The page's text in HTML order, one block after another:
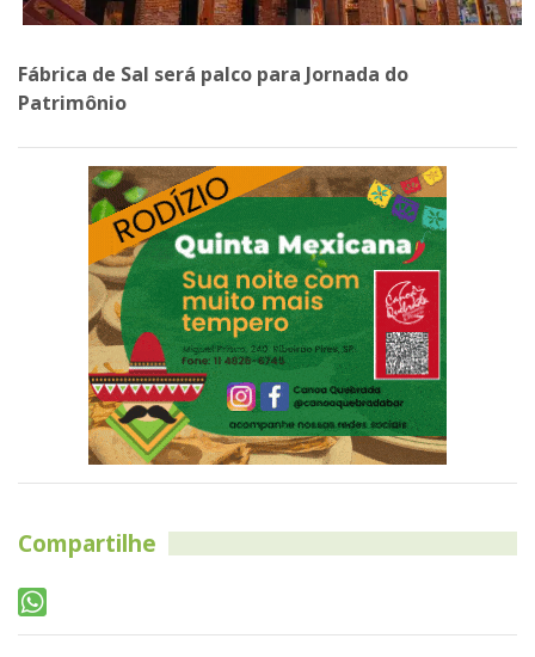
Fábrica de Sal será palco para Jornada do
Patrimônio
Compartilhe